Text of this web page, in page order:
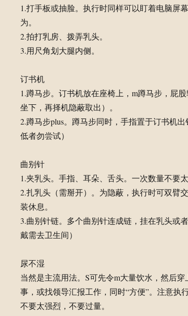
1.打手板或抽脸。执行时同样可以盯着电脑屏
为。
2.拍打乳房、拨弄乳头。
3.用尺角划大腿内侧。
订书机
1.蹲马步。订书机放在座椅上，m蹲马步，屁
坐下，再择机隐蔽取出）。
2.蹲马步plus。蹲马步同时，手指置于订书机
低者勿尝试）
曲别针
1.夹乳头。手指、耳朵、舌头。一次数量不要
2.扎乳头（需掰开）。为隐蔽，执行时可双臂
装休息。
3.曲别针链。多个曲别针连成链，挂在乳头或
戴需去卫生间）
尿不湿
当然是主流用法。S可先令m大量饮水，然后
事，或找领导汇报工作，同时“方便”。注意执
不要太强烈，不要过量。